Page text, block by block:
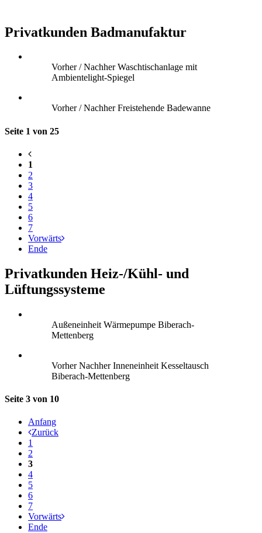
Privatkunden Badmanufaktur
Vorher / Nachher Waschtischanlage mit
Ambientelight-Spiegel
Vorher / Nachher Freistehende Badewanne
Seite 1 von 25
1
2
3
4
5
6
7
Vorwärts
Ende
Privatkunden Heiz-/Kühl- und
Lüftungssysteme
Außeneinheit Wärmepumpe Biberach-
Mettenberg
Vorher Nachher Inneneinheit Kesseltausch
Biberach-Mettenberg
Seite 3 von 10
Anfang
Zurück
1
2
3
4
5
6
7
Vorwärts
Ende